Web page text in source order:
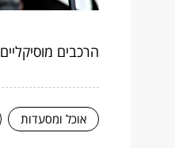
הרכבים מוסיקליים
אוכל ומסעדות